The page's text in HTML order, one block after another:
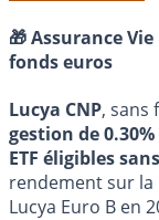
🎁 Assurance Vie
fonds euros
Lucya CNP, sans
gestion de
ETF éligibles
rendement sur la
Lucya Euro B en